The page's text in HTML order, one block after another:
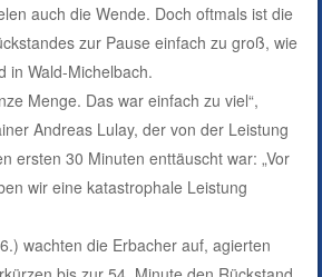
auch die Wende. Doch oftmals ist die
zur Pause einfach zu groß, wie
in Wald-Michelbach.
Menge. Das war einfach zu viel“,
Andreas Lulay, der von der Leistung
ersten 30 Minuten enttäuscht war: „Vor
wir eine katastrophale Leistung
wachten die Erbacher auf, agierten